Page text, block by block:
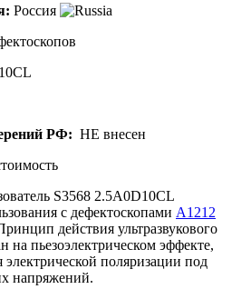
Россия
РФ: НЕ внесен
S3568 2.5A0D10CL
с дефектоскопами А1212
действия ультразвукового
на пьезоэлектрическом эффекте,
поляризации под
напряжений.